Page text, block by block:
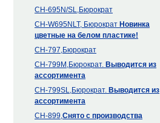
CH-695N/SL,Бюрократ
CH-W695NLT, Бюрократ Новинка
цветные на белом пластике!
CH-797,Бюрократ
CH-799M,Бюрократ. Выводится из
ассортимента
CH-799SL,Бюрократ. Выводится из
ассортимента
CH-899,Снято с производства